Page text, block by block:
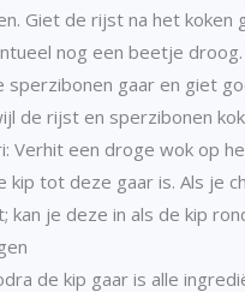
Giet de rijst na het koken
nog een beetje droog.
sperzibonen gaar en giet
de rijst en sperzibonen
Verhit een droge wok op
kip tot deze gaar is. Als je
kan je deze in als de kip
de kip gaar is alle